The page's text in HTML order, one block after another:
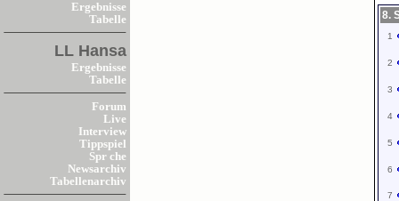
Ergebnisse
Tabelle
LL Hansa
Ergebnisse
Tabelle
Forum
Live
Interview
Tippspiel
Spr che
Newsarchiv
Tabellenarchiv
8.
1
2
3
4
5
6
7